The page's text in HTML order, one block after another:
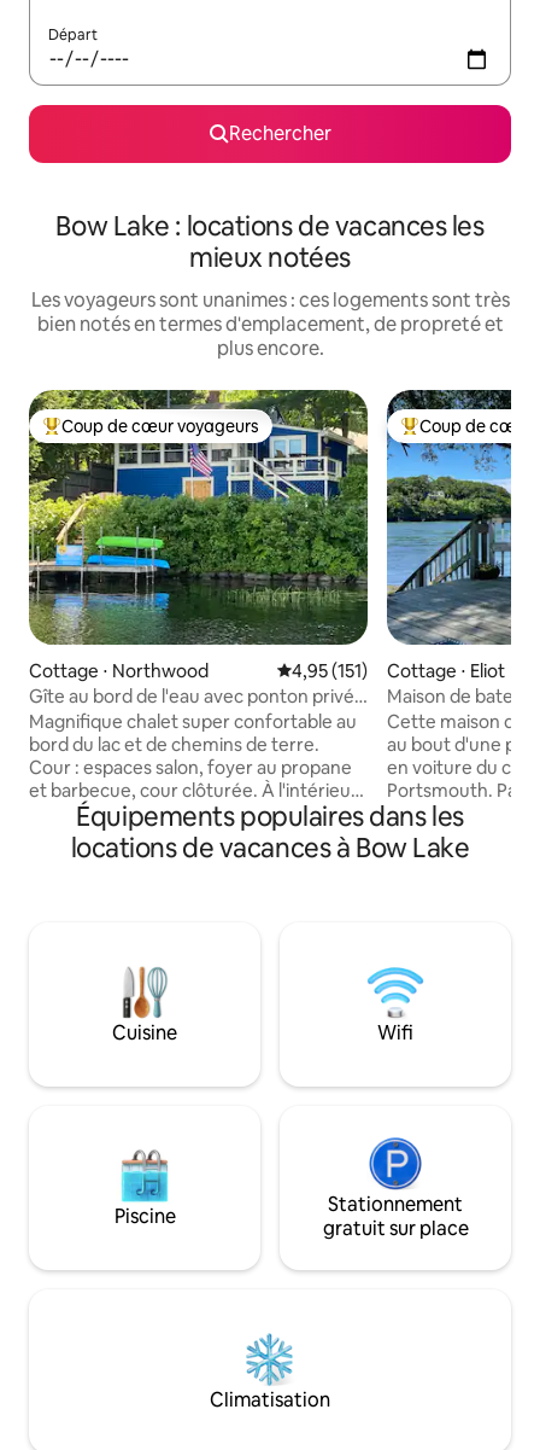
Départ
Rechercher
Bow Lake : locations de vacances les
mieux notées
Les voyageurs sont unanimes : ces logements sont très
bien notés en termes d'emplacement, de propreté et
plus encore.
Coups de cœur voyageurs les plus appréciés
Coup de cœur voyageurs
Cottage ⋅ Northwood Évaluation moyenne sur la
4,95 (151)
Gîte au bord de l'eau avec ponton privé |
Kayaks | Barque
Magnifique chalet super confortable au
bord du lac et de chemins de terre.
Cour : espaces salon, foyer au propane
et barbecue, cour clôturée. À l'intérieur,
il y a des espaces de lecture, des DVD, le
Wi-Fi, des livres, des livres de coloriage,
des puzzles et des jeux. Profitez du
Profitez d'une journée à Chucksters,
Concord, Portsmouth ou dans la région
des lacs. Profitez de la VIE AU BORD DU
LAC ! Pas d'animaux (problème de santé
adultes ou 2 adultes 3 enfants. Gilets de
Coups de cœur
Coup de cœur
Cottage ⋅ Eliot
Maison de
Cette maison de
au bout d'une
en voiture du
Portsmouth.
pont, faites des
votre propre
authentique,
fraîchement
depuis chaque
Toutes les
climatisation,
cuisine
Équipements populaires dans les
locations de vacances à Bow Lake
Cuisine Wifi
Piscine
Stationnement
gratuit sur place
Climatisation